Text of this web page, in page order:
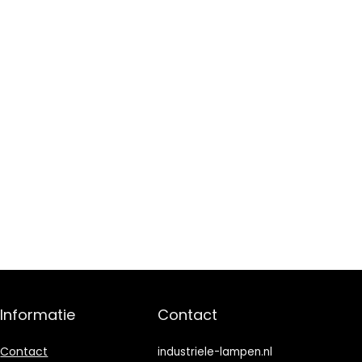
Informatie
Contact
Contact
industriele-lampen.nl